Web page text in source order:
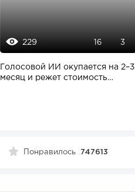
229 16 3
Голосовой ИИ окупается на 2–3
месяц и режет стоимость
Понравилось 747613